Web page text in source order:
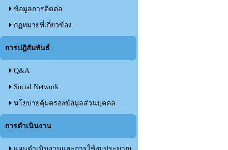
ข้อมูลการติดต่อ
กฏหมายที่เกี่ยวข้อง
การปฎิสัมพันธ์
Q&A
Social Network
นโยบายคุ้มครองข้อมูลส่วนบุคคล
การดำเนินงาน